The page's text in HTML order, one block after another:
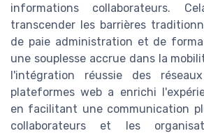
informations collaborateurs.
transcender les barrières
de paie administration et de
une souplesse accrue dans la
l'intégration réussie des
plateformes web a enrichi
en facilitant une communication
collaborateurs et les